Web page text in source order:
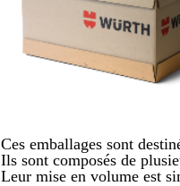
Ces emballages sont
Ils sont composés de
Leur mise en volume est